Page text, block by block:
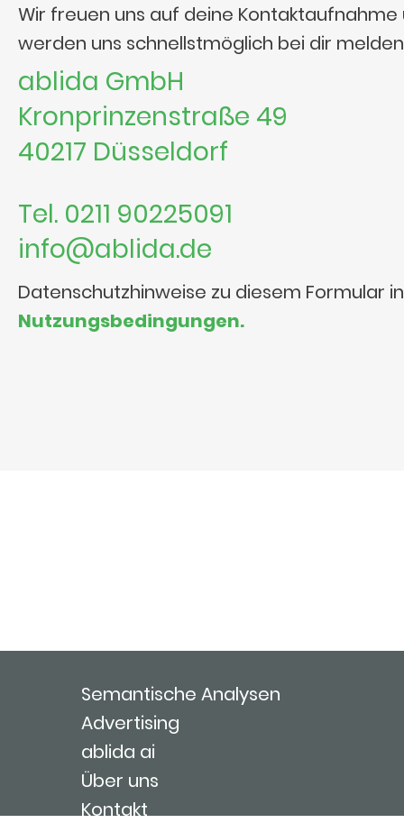
Wir freuen uns auf deine Kontaktaufnahme
werden uns schnellstmöglich bei dir
ablida GmbH
Kronprinzenstraße 49
40217 Düsseldorf
Tel. 0211 90225091
info@ablida.de
Datenschutzhinweise zu diesem Formular
Nutzungsbedingungen.
Semantische Analysen
Advertising
ablida ai
Über uns
Kontakt